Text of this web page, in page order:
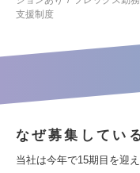
支援制度
なぜ募集してい
当社は今年で15期目を迎